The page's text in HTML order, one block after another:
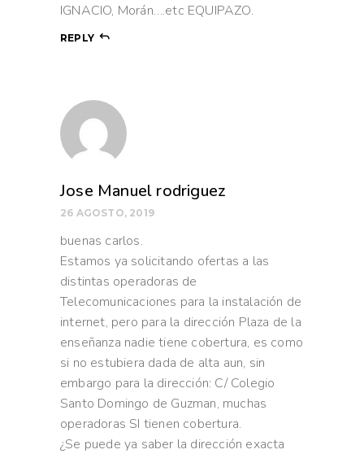
IGNACIO, Morán….etc EQUIPAZO.
REPLY
Jose Manuel rodriguez
26 AGOSTO, 2019
buenas carlos.
Estamos ya solicitando ofertas a las
distintas operadoras de
Telecomunicaciones para la instalación de
internet, pero para la dirección Plaza de la
enseñanza nadie tiene cobertura, es como
si no estubiera dada de alta aun, sin
embargo para la dirección: C/ Colegio
Santo Domingo de Guzman, muchas
operadoras SI tienen cobertura.
¿Se puede ya saber la dirección exacta